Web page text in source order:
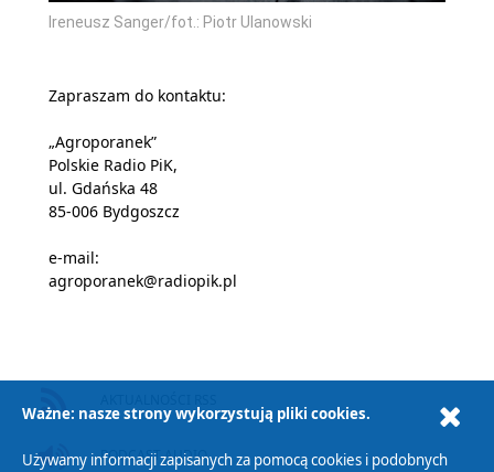
Ireneusz Sanger/fot.: Piotr Ulanowski
Zapraszam do kontaktu:
„Agroporanek”
Polskie Radio PiK,
ul. Gdańska 48
85-006 Bydgoszcz
e-mail:
agroporanek@radiopik.pl
PODCAST AUDIO
Ważne: nasze strony wykorzystują pliki cookies.
Używamy informacji zapisanych za pomocą cookies i podobnych